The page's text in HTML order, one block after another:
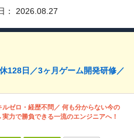
： 2026.08.27
128日／3ヶ月ゲーム開発研修／
ルゼロ・経歴不問／ 何も分からない今の
力で勝負できる一流のエンジニアへ！